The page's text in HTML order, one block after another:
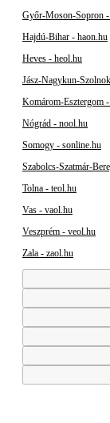
Győr-Moson-Sopron
Hajdú-Bihar - haon.hu
Heves - heol.hu
Jász-Nagykun-
Komárom-Esztergom
Nógrád - nool.hu
Somogy - sonline.hu
Szabolcs-Szatmár-
Tolna - teol.hu
Vas - vaol.hu
Veszprém - veol.hu
Zala - zaol.hu